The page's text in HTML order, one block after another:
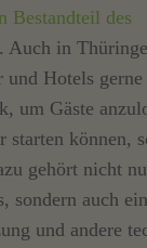
Bestandteil des
Auch in
und Hotels
um Gäste
starten können,
gehört nicht
sondern auch
und andere